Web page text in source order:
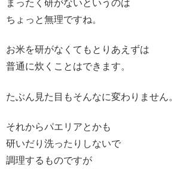
まったく研がないというのは
ちょっと無理ですね。
お米を研がなくてもとりあえずは
普通に炊くことはできます。
たぶん見た目もそんなに変わりません。
それからパエリアとかも
研いだり洗ったりしないで
調理するものですが